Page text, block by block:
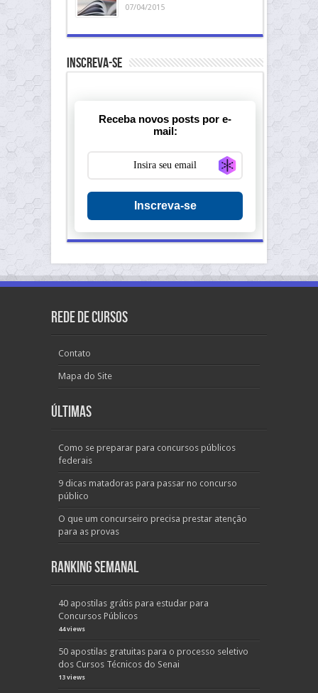
07/04/2015
Inscreva-se
Receba novos posts por e-
mail:
Generate new
Inscreva-se
Rede de Cursos
Contato
Mapa do Site
Últimas
Como se preparar para concursos públicos
federais
9 dicas matadoras para passar no concurso
público
O que um concurseiro precisa prestar atenção
para as provas
Ranking Semanal
40 apostilas grátis para estudar para
Concursos Públicos
44 views
50 apostilas gratuitas para o processo seletivo
dos Cursos Técnicos do Senai
13 views